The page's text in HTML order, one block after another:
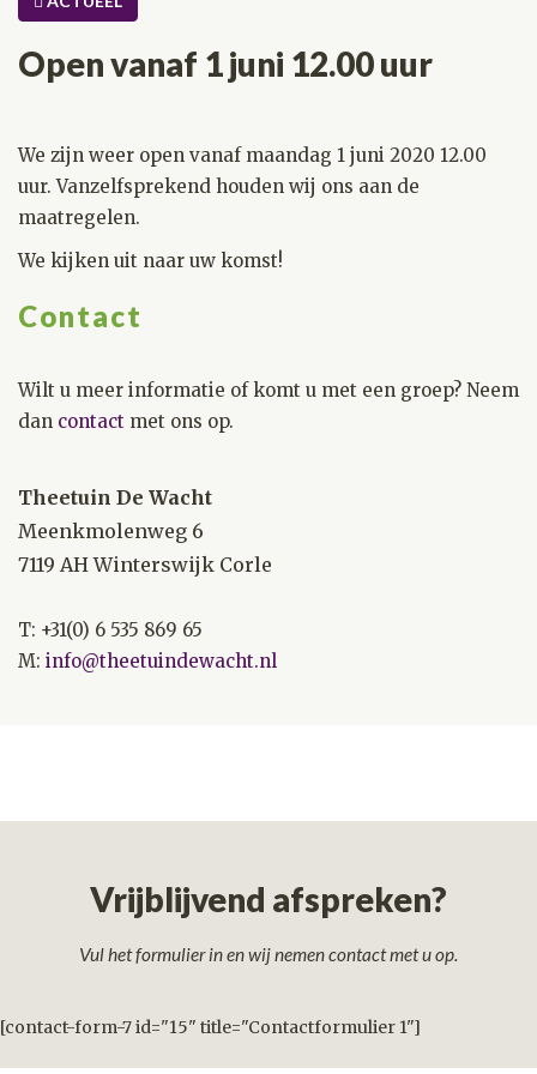
Open vanaf 1 juni 12.00 uur
We zijn weer open vanaf maandag 1 juni 2020 12.00
uur. Vanzelfsprekend houden wij ons aan de
maatregelen.
We kijken uit naar uw komst!
Contact
Wilt u meer informatie of komt u met een groep? Neem
dan contact met ons op.
Theetuin De Wacht
Meenkmolenweg 6
7119 AH Winterswijk Corle
T: +31(0) 6 535 869 65
M: info@theetuindewacht.nl
Vrijblijvend afspreken?
Vul het formulier in en wij nemen contact met u op.
[contact-form-7 id="15" title="Contactformulier 1"]